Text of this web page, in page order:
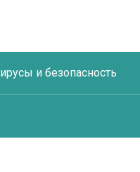
и безопасность